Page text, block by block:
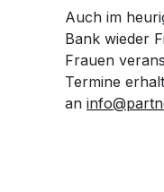
Auch im
Bank wieder
Frauen
Termine
an